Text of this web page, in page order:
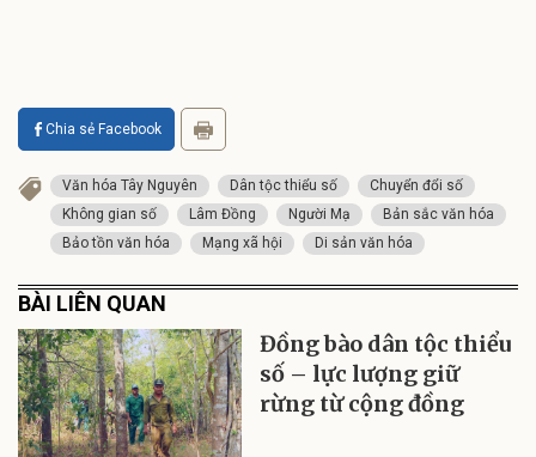
Chia sẻ Facebook
Văn hóa Tây Nguyên Dân tộc thiểu số
Chuyển đổi số
Không gian số
Lâm Đồng Người Mạ
Bản sắc văn hóa
Bảo tồn văn hóa
Mạng xã hội Di sản văn hóa
BÀI LIÊN QUAN
Đồng bào dân tộc thiểu
số – lực lượng giữ
rừng từ cộng đồng